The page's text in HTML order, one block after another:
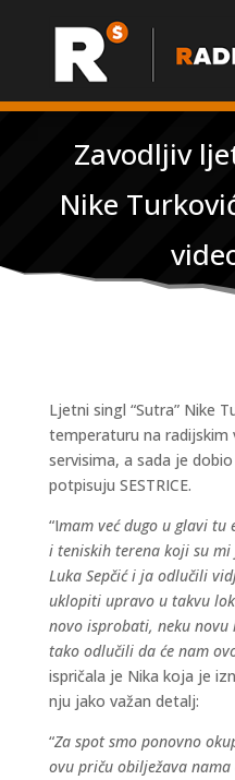
Zavodljiv
Nike
Ljetni singl “Sutra” Nike
temperaturu na radijskim
servisima, a sada je
potpisuju SESTRICE.
“Imam već dugo u glavi tu
i teniskih terena koji su
Luka Sepčić i ja odlučili
uklopiti upravo u takvu
novo isprobati, neku
tako odlučili da će nam
ispričala je Nika koja je
nju jako važan detalj:
“Za spot smo ponovno
ovu priču obilježava nama